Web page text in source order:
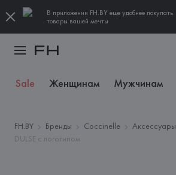
В приложении FH.BY еще удобнее покупать
товары вашей мечты
Sale Женщинам Мужчинам
FH.BY Бренды Coccinelle Аксессуары
DULSE с логотипом